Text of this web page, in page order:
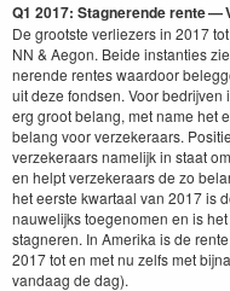
Q1 2017: Stag­nerende rente —
De groot­ste ver­liez­ers in 2017
NN & Aegon. Bei­de instanties
nerende rentes waar­door
uit deze fond­sen. Voor
erg groot belang, met name het
belang voor verzek­er­aars.
verzek­er­aars namelijk in staat
en helpt verzek­er­aars de zo
het eerste kwartaal van 2017is
nauwelijks toegenomen en is
stag­neren. In Ameri­ka is de
2017tot en met nu zelfs met bij­na
van­daag de dag).